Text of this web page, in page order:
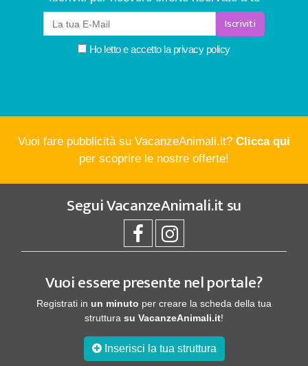
Iscriviti
Ho letto e accetto laprivacy policy
Vuoi fare pubblicità su VacanzeAnimali.it? Clicca qui
per scoprire le nostre offerte!
SeguiVacanzeAnimali.itsu
Vuoi essere presente nel portale?
Registrati in un minuto per creare la scheda della tua
struttura su VacanzeAnimali.it!
Inserisci la tua struttura